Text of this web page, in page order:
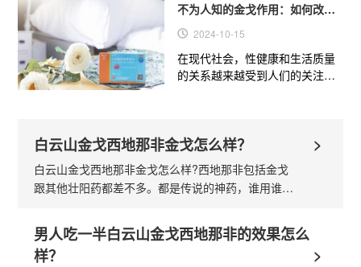
不为人知的金戈作用：如何改善
你的性健康和生
2024-10-15
在现代社会，性健康和生活质量
的关系越来越受到人们的关注。
白云山金戈西地那非金戈怎么样？ >
白云山金戈西地那非金戈怎么样?西地那非包括金戈
跟其他壮阳药都差不多。都是传说的神药，谁用谁知
的，40多块钱一粒。粉红色的小药丸，上面写着...
男人吃一半白云山金戈西地那非的效果怎么
样？
>